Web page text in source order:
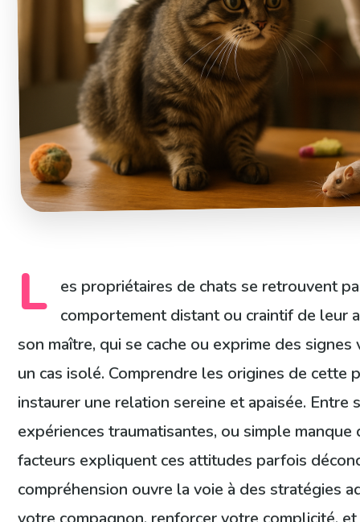
L
es propriétaires de chats se retrouvent
comportement distant ou craintif de leur
son maître, qui se cache ou exprime des signes
un cas isolé. Comprendre les origines de cette
instaurer une relation sereine et apaisée. Entre
expériences traumatisantes, ou simple
facteurs expliquent ces attitudes parfois
compréhension ouvre la voie à des stratégies